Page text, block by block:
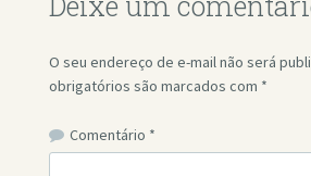
O seu endereço de e-mail não será
obrigatórios são marcados com *
Comentário *